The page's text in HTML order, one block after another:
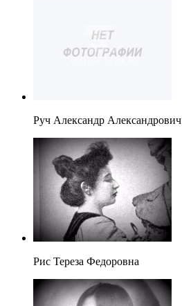
Руч Александр Александрович
Рис Тереза Федоровна